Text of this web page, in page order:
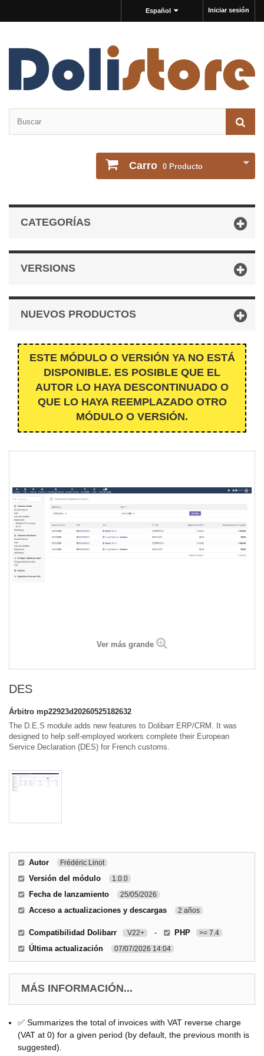
Iniciar sesión
Español
Carro 0 Producto
CATEGORÍAS
VERSIONS
NUEVOS PRODUCTOS
ESTE MÓDULO O VERSIÓN YA NO ESTÁ
DISPONIBLE. ES POSIBLE QUE EL
AUTOR LO HAYA DESCONTINUADO O
QUE LO HAYA REEMPLAZADO OTRO
MÓDULO O VERSIÓN.
Ver más grande
DES
Árbitro mp22923d20260525182632
The D.E.S module adds new features to Dolibarr ERP/CRM. It was
designed to help self-employed workers complete their European
Service Declaration (DES) for French customs.
Autor Frédéric Linot
Versión del módulo 1.0.0
Fecha de lanzamiento 25/05/2026
Acceso a actualizaciones y descargas 2 años
Compatibilidad Dolibarr V22+ - PHP >= 7.4
Última actualización 07/07/2026 14:04
MÁS INFORMACIÓN...
✅ Summarizes the total of invoices with VAT reverse charge
(VAT at 0) for a given period (by default, the previous month is
suggested).